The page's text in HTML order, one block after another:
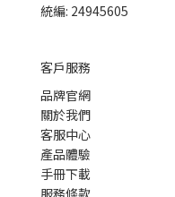
統編: 24945605
客戶服務
品牌官網
關於我們
客服中心
產品體驗
手冊下載
服務條款